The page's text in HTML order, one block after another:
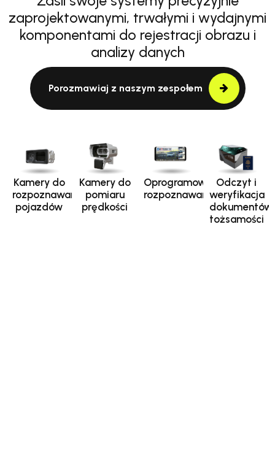
zaprojektowanymi, trwałymi i wydajnymi
komponentami do rejestracji obrazu i
analizy danych
Porozmawiaj z naszym zespołem
Kamery do
rozpoznawania
pojazdów
Kamery do
pomiaru
prędkości
Oprogramowanie
rozpoznawania
Odczyt i
weryfikacja
dokumentów
tożsamości